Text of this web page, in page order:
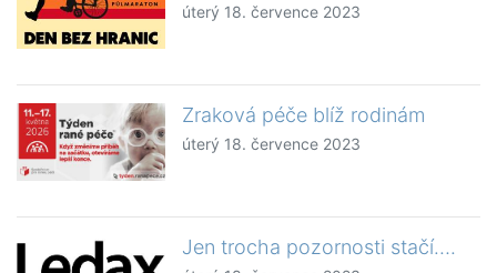
úterý 18. července 2023
Zraková péče blíž rodinám
úterý 18. července 2023
Jen trocha pozornosti stačí….